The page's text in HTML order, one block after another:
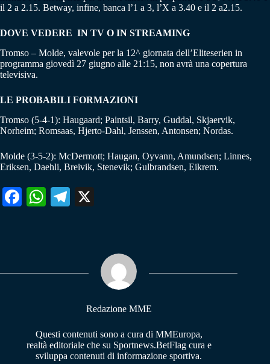
il 2 a 2.15. Betway, infine, banca l’1 a 3, l’X a 3.40 e il 2 a2.15.
DOVE VEDERE IN TV O IN STREAMING
Tromso – Molde, valevole per la 12^ giornata dell’Eliteserien in
programma giovedì 27 giugno alle 21:15, non avrà una copertura
televisiva.
LE PROBABILI FORMAZIONI
Tromso (5-4-1): Haugaard; Paintsil, Barry, Guddal, Skjaervik,
Norheim; Romsaas, Hjerto-Dahl, Jenssen, Antonsen; Nordas.
Molde (3-5-2): McDermott; Haugan, Oyvann, Amundsen; Linnes,
Eriksen, Daehli, Breivik, Stenevik; Gulbrandsen, Eikrem.
Fa W
pp
Te
m
Redazione MME
Questi contenuti sono a cura di MMEuropa,
realtà editoriale che su Sportnews.BetFlag cura e
sviluppa contenuti di informazione sportiva.